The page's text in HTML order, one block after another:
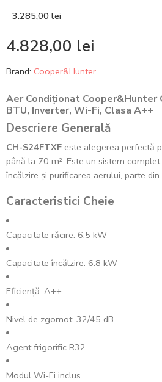
3.285,00 lei
4.828,00 lei
Brand: Cooper&Hunter
Aer Condiționat Cooper&Hunter
BTU, Inverter, Wi-Fi, Clasa A++
Descriere Generală
CH-S24FTXF este alegerea perfectă
până la 70 m². Este un sistem
încălzire și purificarea aerului, parte
Caracteristici Cheie
Capacitate răcire: 6.5 kW
Capacitate încălzire: 6.8 kW
Eficiență: A++
Nivel de zgomot: 32/45 dB
Agent frigorific R32
Modul Wi-Fi inclus